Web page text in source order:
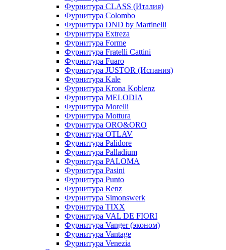
Фурнитура CLASS (Италия)
Фурнитура Colombo
Фурнитура DND by Martinelli
Фурнитура Extreza
Фурнитура Forme
Фурнитура Fratelli Cattini
Фурнитура Fuaro
Фурнитура JUSTOR (Испания)
Фурнитура Kale
Фурнитура Krona Koblenz
Фурнитура MELODIA
Фурнитура Morelli
Фурнитура Mottura
Фурнитура ORO&ORO
Фурнитура OTLAV
Фурнитура Palidore
Фурнитура Palladium
Фурнитура PALOMA
Фурнитура Pasini
Фурнитура Punto
Фурнитура Renz
Фурнитура Simonswerk
Фурнитура TIXX
Фурнитура VAL DE FIORI
Фурнитура Vanger (эконом)
Фурнитура Vantage
Фурнитура Venezia